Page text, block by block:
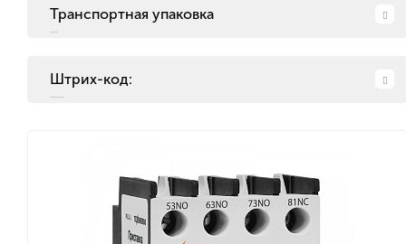
Транспортная упаковка
Штрих-код: